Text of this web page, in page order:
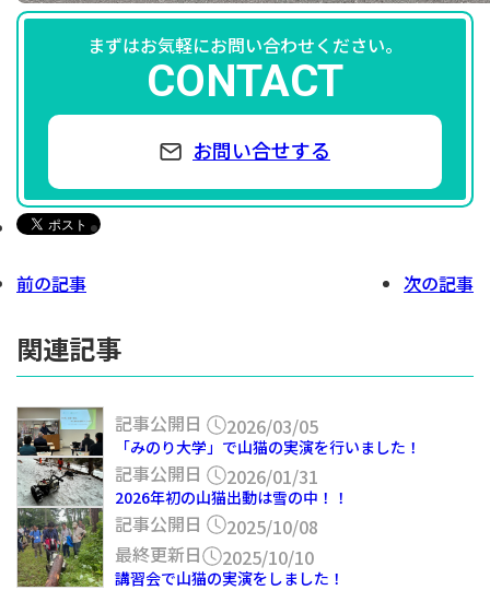
まずはお気軽にお問い合わせください。
CONTACT
お問い合せする
前の記事 次の記事
関連記事
「みのり大学」で山猫の実演を行いました！
記事公開日 2026/03/05
2026年初の山猫出動は雪の中！！
記事公開日 2026/01/31
講習会で山猫の実演をしました！
記事公開日
2025/10/08
最終更新日
2025/10/10